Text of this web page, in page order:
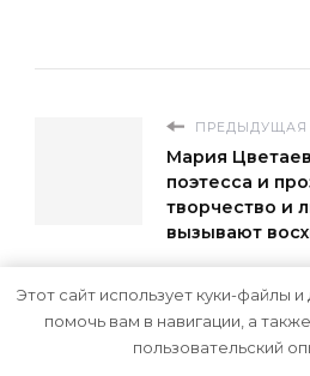
ПРЕДЫДУЩАЯ
Мария
поэтесса и
творчество и
вызывают
Иван Алексеевич
биография и
кратком
Этот сайт использует куки-файлы
помочь вам в навигации, а
пользовательский